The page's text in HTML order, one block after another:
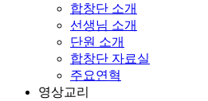
합창단 소개
선생님 소개
단원 소개
합창단 자료실
주요연혁
영상교리